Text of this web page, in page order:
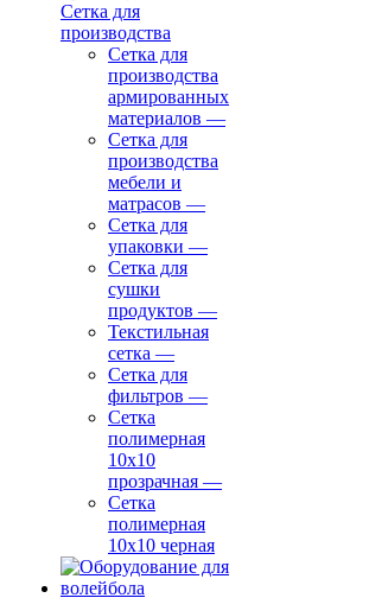
Сетка для
производства
Сетка для
производства
армированных
материалов —
Сетка для
производства
мебели и
матрасов —
Сетка для
упаковки —
Сетка для
сушки
продуктов —
Текстильная
сетка —
Сетка для
фильтров —
Сетка
полимерная
10х10
прозрачная —
Сетка
полимерная
10х10 черная